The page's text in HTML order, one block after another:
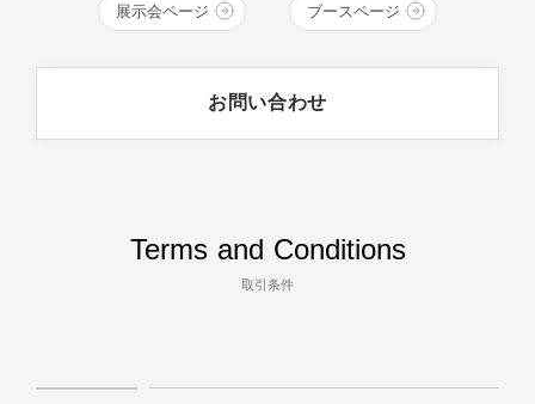
BLUEの中で輝いています。 デニム・繊維の産
展示会ページ ブースページ
お問い合わせ
Terms and Conditions
取引条件